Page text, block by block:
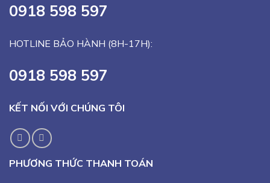
0918 598 597
HOTLINE BẢO HÀNH (8H-17H):
0918 598 597
KẾT NỐI VỚI CHÚNG TÔI
PHƯƠNG THỨC THANH TOÁN